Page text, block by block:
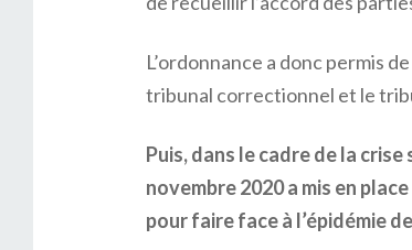
L’ordonnance a donc permis
tribunal correctionnel et le
Puis, dans le cadre de la
novembre 2020 a mis en
pour faire face à l’épidémie